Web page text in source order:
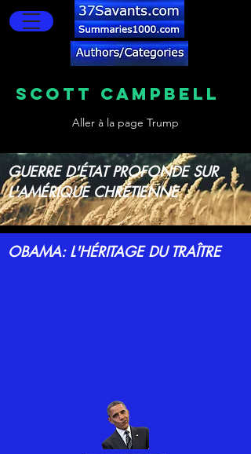
SCOTT CAMPBELL
Aller à la page Trump
GUERRE D'ÉTAT PROFONDE SUR
L'AMÉRIQUE CHRÉTIENNE
OBAMA: L'HÉRITAGE DU TRAÎTRE